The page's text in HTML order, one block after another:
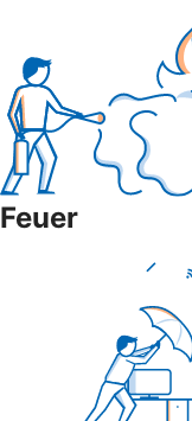
Feuer